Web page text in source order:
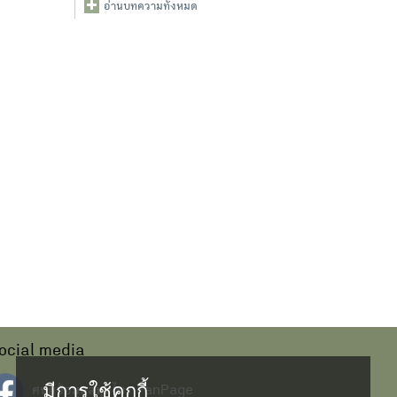
อ่านบทความทั้งหมด
media
ศนย์ข้อมูลสมุนไพร FanPage
มีการใช้คุกกี้